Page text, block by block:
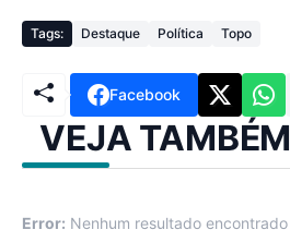
Tags: Destaque Política Topo
Facebook
VEJA TAMBÉM
Error: Nenhum resultado encontrado